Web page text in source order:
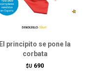
El principito se pone la
corbata
$U 690